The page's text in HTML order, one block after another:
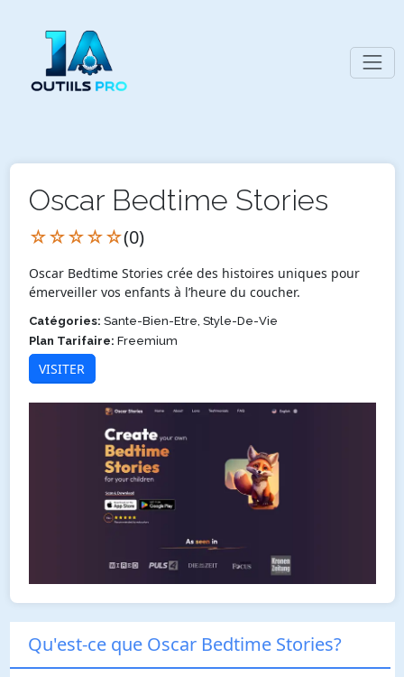
Oscar Bedtime Stories
☆☆☆☆☆(0)
Oscar Bedtime Stories crée des histoires uniques pour
émerveiller vos enfants à l’heure du coucher.
Catégories: Sante-Bien-Etre, Style-De-Vie
Plan Tarifaire: Freemium
VISITER
Qu'est-ce que Oscar Bedtime Stories?